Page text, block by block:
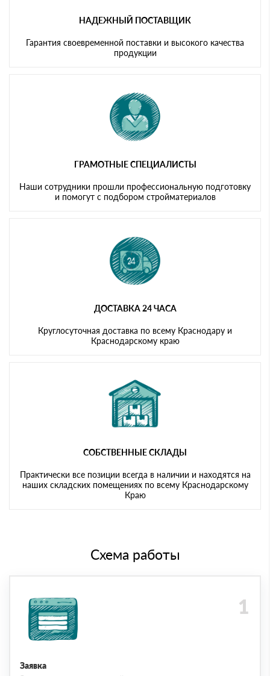
НАДЕЖНЫЙ ПОСТАВЩИК
Гарантия своевременной поставки и высокого качества
продукции
ГРАМОТНЫЕ СПЕЦИАЛИСТЫ
Наши сотрудники прошли профессиональную подготовку
и помогут с подбором стройматериалов
ДОСТАВКА 24 ЧАСА
Круглосуточная доставка по всему Краснодару и
Краснодарскому краю
СОБСТВЕННЫЕ СКЛАДЫ
Практически все позиции всегда в наличии и находятся на
наших складских помещениях по всему Краснодарскому
Краю
Схема работы
Заявка